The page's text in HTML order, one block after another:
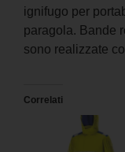
ignifugo per
paragola. Bande
sono realizzate
Correlati